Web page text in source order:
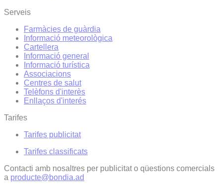
Serveis
Farmàcies de guàrdia
Informació meteorològica
Cartellera
Informació general
Informació turística
Associacions
Centres de salut
Telèfons d'interès
Enllaços d'interés
Tarifes
Tarifes publicitat
Tarifes classificats
Contacti amb nosaltres per publicitat o qüestions comercials
a producte@bondia.ad